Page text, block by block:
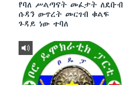
የባለ ሥልጣናት መፈታት ለደቡብ
ሱዳን ውጥረት መርገብ ቁልፍ
ጉዳይ ነው ተባለ